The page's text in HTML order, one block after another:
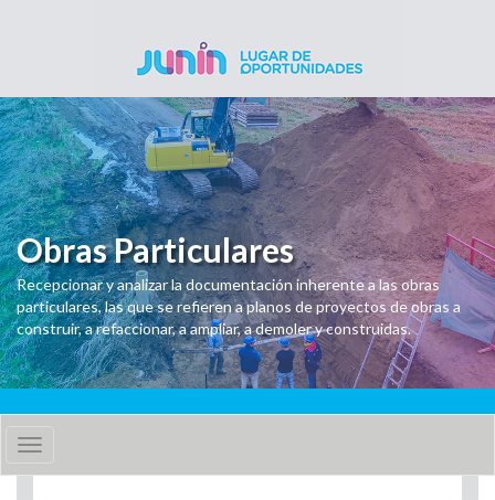
Obras Particulares
Recepcionar y analizar la documentación inherente a las obras
particulares, las que se refieren a planos de proyectos de obras a
construir, a refaccionar, a ampliar, a demoler y construidas.
Toggle